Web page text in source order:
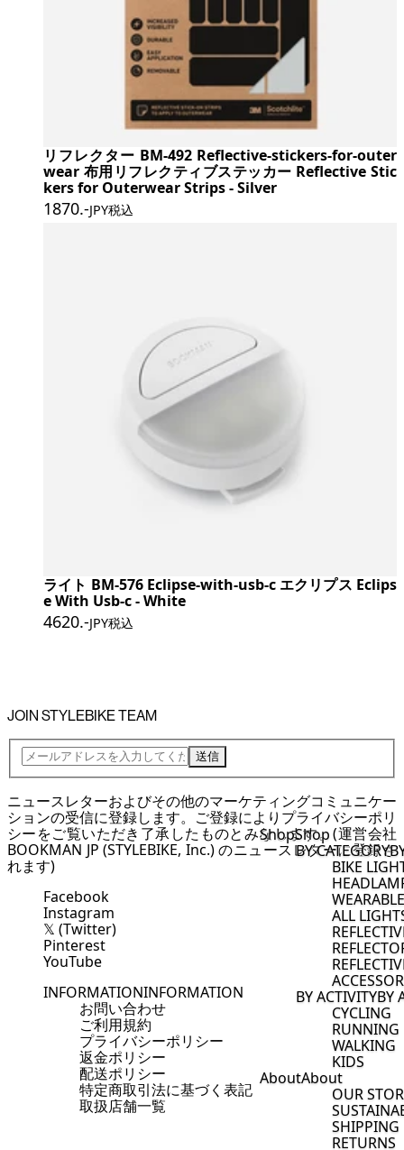
ShopShop
BY CATEGORY
BIKE
ALL
BY ACTIVITYBY
CYCLING
RUNNING
WALKING
KIDS
AboutAbout
OUR
SHIPPING
RETURNS
リフレクター BM-492 Reflective-stickers-for-outer
wear 布用リフレクティブステッカー Reflective Stic
kers for Outerwear Strips - Silver
1870.-JPY税込
ライト BM-576 Eclipse-with-usb-c エクリプス Eclips
e With Usb-c - White
4620.-JPY税込
JOIN STYLEBIKE TEAM
送信
ニュースレターおよびその他のマーケティングコミュニケー
ションの受信に登録します。ご登録により プライバシーポリ
シーをご覧いただき了承したものとみなします。(運営会社
BOOKMAN JP (STYLEBIKE, Inc.) のニュースレターに登録さ
れます)
Facebook
Instagram
𝕏 (Twitter)
Pinterest
YouTube
INFORMATIONINFORMATION
お問い合わせ
ご利用規約
プライバシーポリシー
返金ポリシー
配送ポリシー
特定商取引法に基づく表記
取扱店舗一覧